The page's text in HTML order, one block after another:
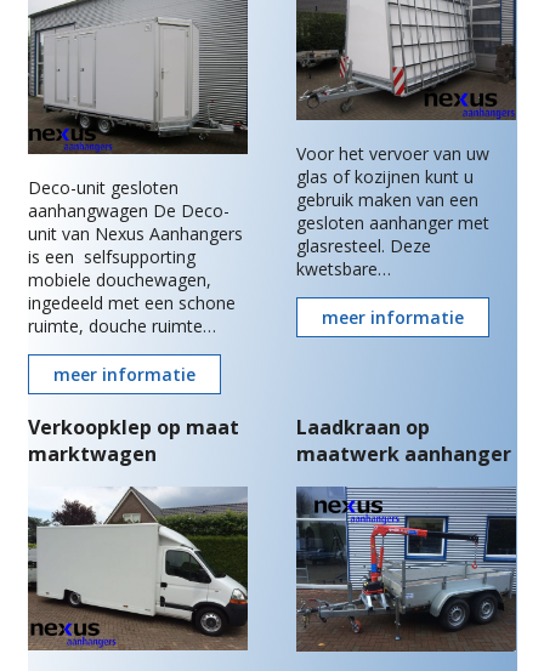
Deco-unit gesloten
aanhangwagen De Deco-
unit van Nexus Aanhangers
is een selfsupporting
mobiele douchewagen,
ingedeeld met een schone
ruimte, douche ruimte…
meer informatie
Voor het vervoer van uw
glas of kozijnen kunt u
gebruik maken van een
gesloten aanhanger met
glasresteel. Deze
kwetsbare…
meer informatie
Verkoopklep op maat
marktwagen
Laadkraan op
maatwerk aanhanger